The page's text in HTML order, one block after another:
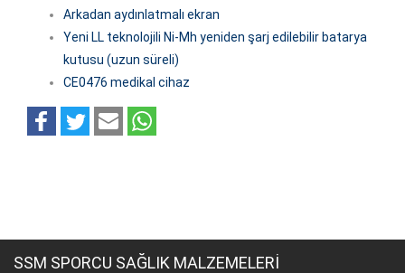
Arkadan aydınlatmalı ekran
Yeni LL teknolojili Ni-Mh yeniden şarj edilebilir batarya
kutusu (uzun süreli)
CE0476 medikal cihaz
SSM SPORCU SAĞLIK MALZEMELERİ